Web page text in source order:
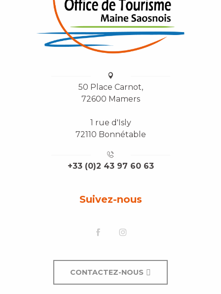
50 Place Carnot,
72600 Mamers
1 rue d'Isly
72110 Bonnétable
+33 (0)2 43 97 60 63
Suivez-nous
CONTACTEZ-NOUS